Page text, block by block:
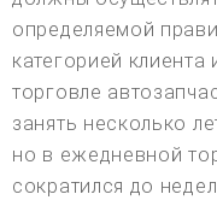
определяемой
категорией
торговле
занять несколько
но в ежедневной
сократился до